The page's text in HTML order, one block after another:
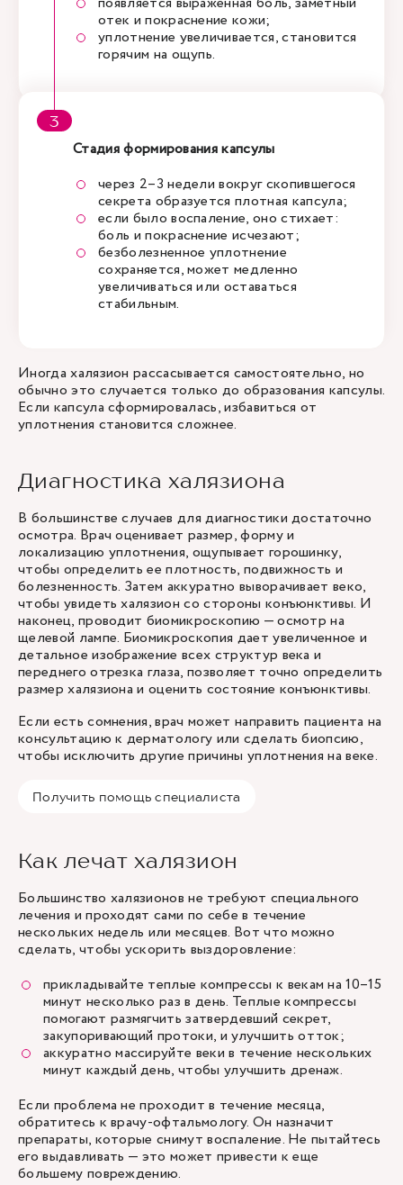
отек и покраснение кожи;
уплотнение увеличивается, становится
горячим на ощупь.
Стадия формирования капсулы
через 2–3 недели вокруг скопившегося
секрета образуется плотная капсула;
если было воспаление, оно стихает:
боль и покраснение исчезают;
безболезненное уплотнение
сохраняется, может медленно
увеличиваться или оставаться
стабильным.
Иногда халязион рассасывается самостоятельно, но
обычно это случается только до образования капсулы.
Если капсула сформировалась, избавиться от
уплотнения становится сложнее.
Диагностика халязиона
В большинстве случаев для диагностики достаточно
осмотра. Врач оценивает размер, форму и
локализацию уплотнения, ощупывает горошинку,
чтобы определить ее плотность, подвижность и
болезненность. Затем аккуратно выворачивает веко,
чтобы увидеть халязион со стороны конъюнктивы. И
наконец, проводит биомикроскопию — осмотр на
щелевой лампе. Биомикроскопия дает увеличенное и
детальное изображение всех структур века и
переднего отрезка глаза, позволяет точно определить
размер халязиона и оценить состояние конъюнктивы.
Если есть сомнения,врач может направить пациента на
консультацию к дерматологу или сделать биопсию,
чтобы исключить другие причины уплотнения на веке.
Получить помощь специалиста
Как лечат халязион
Большинство халязионов не требуют специального
лечения и проходят сами по себе в течение
нескольких недель или месяцев. Вот что можно
сделать, чтобы ускорить выздоровление:
прикладывайте теплые компрессы к векам на 10–15
минут несколько раз в день. Теплые компрессы
помогают размягчить затвердевший секрет,
закупоривающий протоки, и улучшить отток;
аккуратно массируйте веки в течение нескольких
минут каждый день, чтобы улучшить дренаж.
Если проблема не проходит в течение месяца,
обратитесь к врачу-офтальмологу. Он назначит
препараты, которые снимут воспаление. Не пытайтесь
его выдавливать — это может привести к еще
большему повреждению.